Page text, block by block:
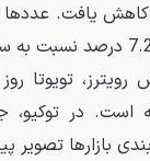
کاهش یافت.
رویترز، تویوتا